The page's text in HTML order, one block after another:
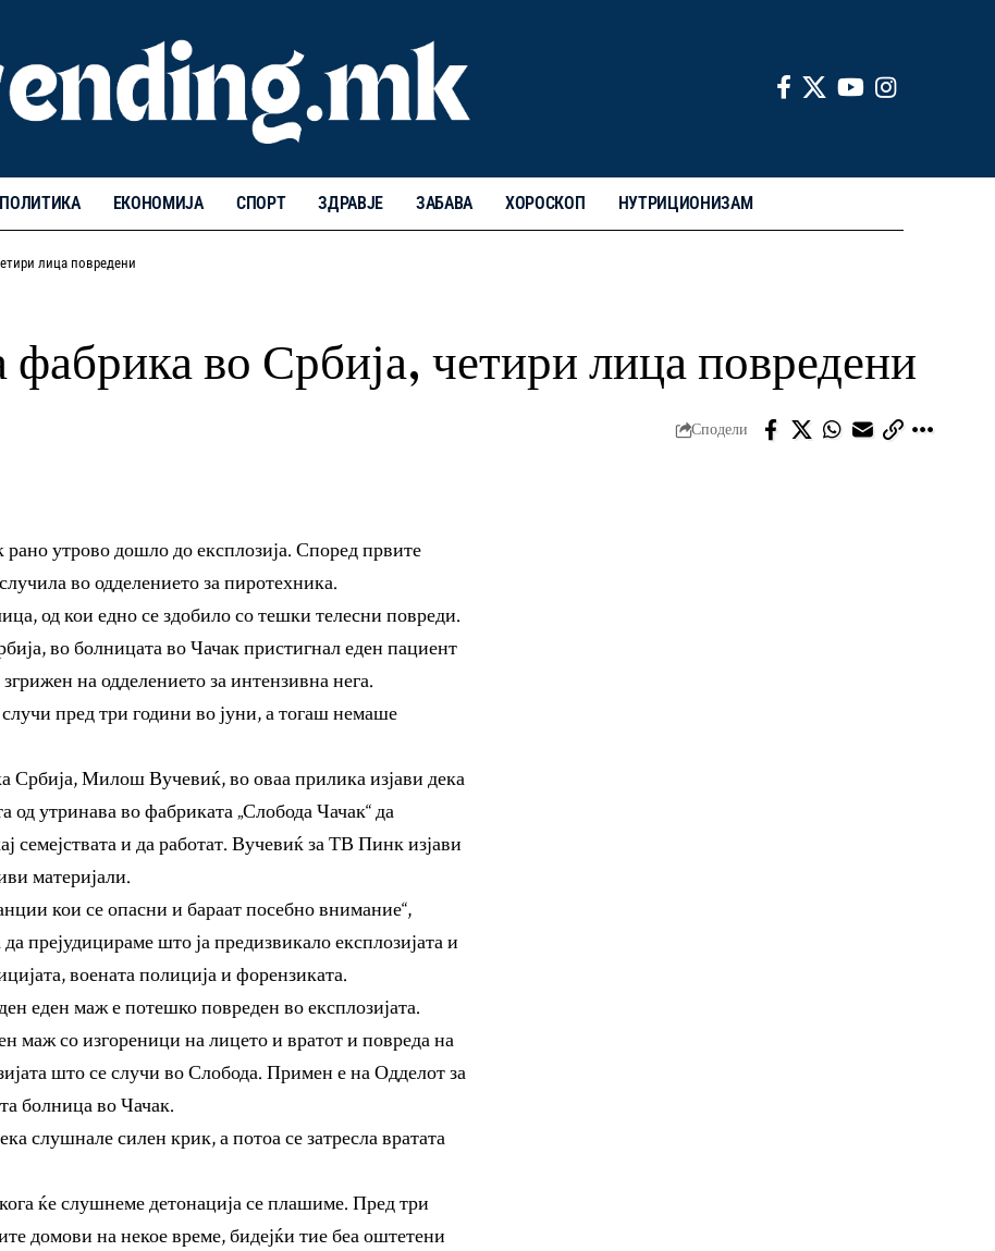
ПОЛИТИКА ЕКОНОМИЈА СПОРТ ЗДРАВЈЕ ЗАБАВА ХОРОСКОП НУТРИЦИОНИЗАМ
лица повредени
фабрика во Србија, четири лица повредени
Сподели
утрово дошло до експлозија. Според првите
во одделението за пиротехника.
од кои едно се здобило со тешки телесни повреди.
во болницата во Чачак пристигнал еден пациент
на одделението за интензивна нега.
пред три години во јуни, а тогаш немаше
Србија, Милош Вучевиќ, во оваа прилика изјави дека
од утринава во фабриката „Слобода Чачак“ да
семејствата и да работат. Вучевиќ за ТВ Пинк изјави
материјали.
кои се опасни и бараат посебно внимание“,
прејудицираме што ја предизвикало експлозијата и
воената полиција и форензиката.
еден маж е потешко повреден во експлозијата.
маж со изгореници на лицето и вратот и повреда на
што се случи во Слобода. Примен е на Одделот за
болница во Чачак.
слушнале силен крик, а потоа се затресла вратата
ќе слушнеме детонација се плашиме. Пред три
домови на некое време, бидејќи тие беа оштетени